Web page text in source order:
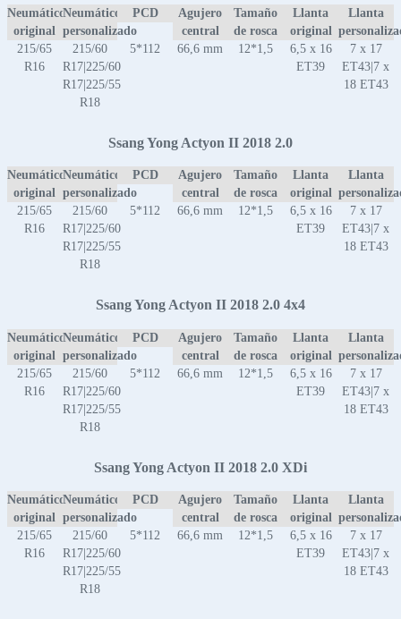
Neumático
original
Neumático
personalizado
PCD
Agujero
central
Tamaño
de rosca
Llanta
original
Llanta
215/65
R16
215/60
R17|225/60
R17|225/55
R18
5*112 66,6 mm 12*1,5
6,5 x 16
ET39
7 x 17
ET43|7 x
18 ET43
Ssang Yong Actyon II 2018 2.0
Neumático
original
Neumático
personalizado
PCD
Agujero
central
Tamaño
de rosca
Llanta
original
Llanta
215/65
R16
215/60
R17|225/60
R17|225/55
R18
5*112 66,6 mm 12*1,5
6,5 x 16
ET39
7 x 17
ET43|7 x
18 ET43
Ssang Yong Actyon II 2018 2.0 4x4
Neumático
original
Neumático
personalizado
PCD
Agujero
central
Tamaño
de rosca
Llanta
original
Llanta
215/65
R16
215/60
R17|225/60
R17|225/55
R18
5*112 66,6 mm 12*1,5
6,5 x 16
ET39
7 x 17
ET43|7 x
18 ET43
Ssang Yong Actyon II 2018 2.0 XDi
Neumático
original
Neumático
personalizado
PCD
Agujero
central
Tamaño
de rosca
Llanta
original
Llanta
215/65
R16
215/60
R17|225/60
R17|225/55
R18
5*112 66,6 mm 12*1,5
6,5 x 16
ET39
7 x 17
ET43|7 x
18 ET43